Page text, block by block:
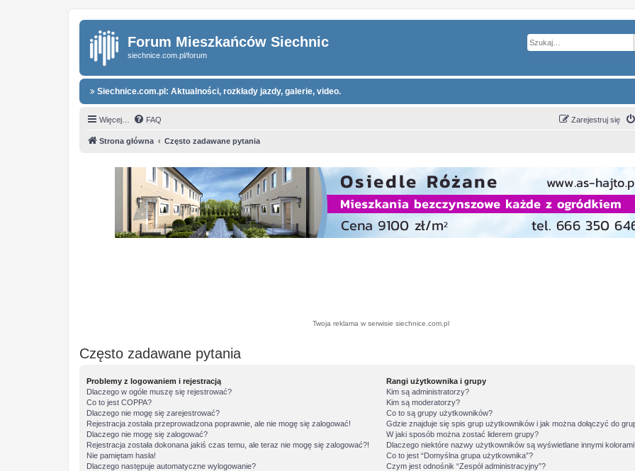
Forum Mieszkańców Siechnic
siechnice.com.pl/forum
Siechnice.com.pl: Aktualności, rozkłady jazdy, galerie, video.
Więcej… FAQ Zarejestruj się
Strona główna Często zadawane pytania
Twoja reklama w serwisie siechnice.com.pl
Często zadawane pytania
Problemy z logowaniem i rejestracją
Dlaczego w ogóle muszę się rejestrować?
Co to jest COPPA?
Dlaczego nie mogę się zarejestrować?
Rejestracja została przeprowadzona poprawnie, ale nie mogę się zalogować!
Dlaczego nie mogę się zalogować?
Rejestracja została dokonana jakiś czas temu, ale teraz nie mogę się zalogować?!
Nie pamiętam hasła!
Dlaczego następuje automatyczne wylogowanie?
Rangi użytkownika i grupy
Kim są administratorzy?
Kim są moderatorzy?
Co to są grupy użytkowników?
Gdzie znajduje się spis grup użytkowników i jak można dołączyć do
W jaki sposób można zostać liderem grupy?
Dlaczego niektóre nazwy użytkowników są wyświetlane innymi
Co to jest “Domyślna grupa użytkownika”?
Czym jest odnośnik “Zespół administracyjny”?